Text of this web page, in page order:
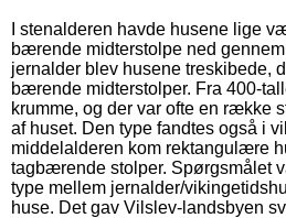
I stenalderen havde husene lige
bærende midterstolpe ned
jernalder blev husene treskibede,
bærende midterstolper. Fra 400-
krumme, og der var ofte en række
af huset. Den type fandtes også i
middelalderen kom rektangulære
tagbærende stolper. Spørgsmålet
type mellem jernalder/
huse. Det gav Vilslev-landsbyen